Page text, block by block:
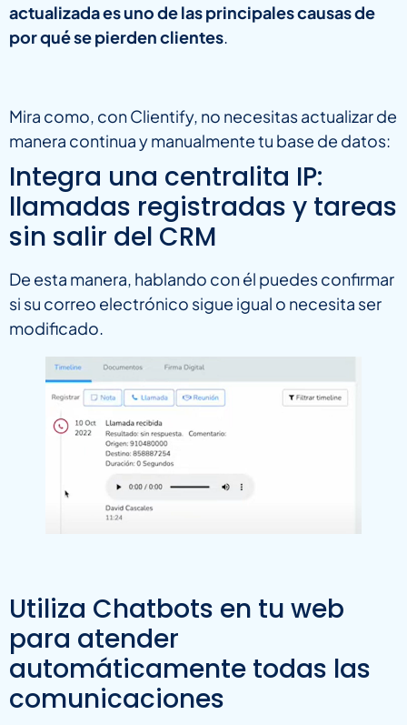
actualizada es uno de las principales causas de
por qué se pierden clientes.
Mira como, con Clientify, no necesitas actualizar de
manera continua y manualmente tu base de datos:
Integra una centralita IP:
llamadas registradas y tareas
sin salir del CRM
De esta manera, hablando con él puedes confirmar
si su correo electrónico sigue igual o necesita ser
modificado.
Utiliza Chatbots en tu web
para atender
automáticamente todas las
comunicaciones